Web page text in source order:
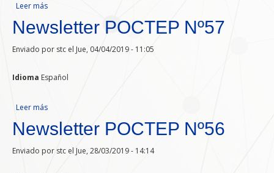
Leer más
Newsletter POCTEP Nº57
Enviado por stc el Jue, 04/04/2019 - 11:05
Idioma Español
Leer más
Newsletter POCTEP Nº56
Enviado por stc el Jue, 28/03/2019 - 14:14